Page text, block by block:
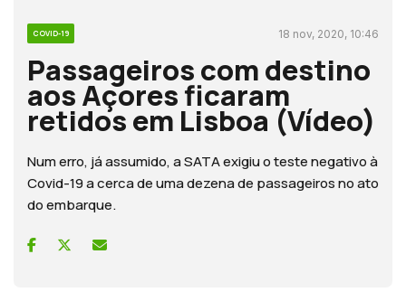
COVID-19 18 nov, 2020, 10:46
Passageiros com destino
aos Açores ficaram
retidos em Lisboa (Vídeo)
Num erro, já assumido, a SATA exigiu o teste negativo à
Covid-19 a cerca de uma dezena de passageiros no ato
do embarque.